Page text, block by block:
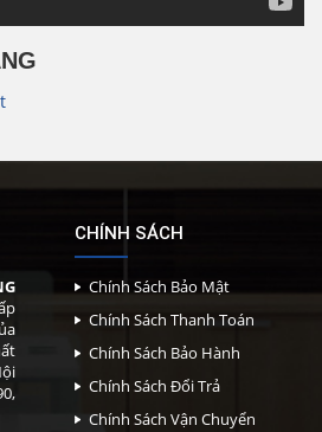
CHÍNH SÁCH
Chính Sách Bảo Mật
Chính Sách Thanh Toán
Chính Sách Bảo Hành
Chính Sách Đổi Trả
Chính Sách Vận Chuyển